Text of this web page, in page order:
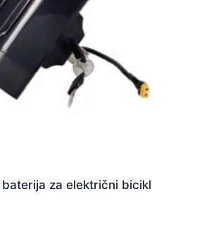
za električni bicikl